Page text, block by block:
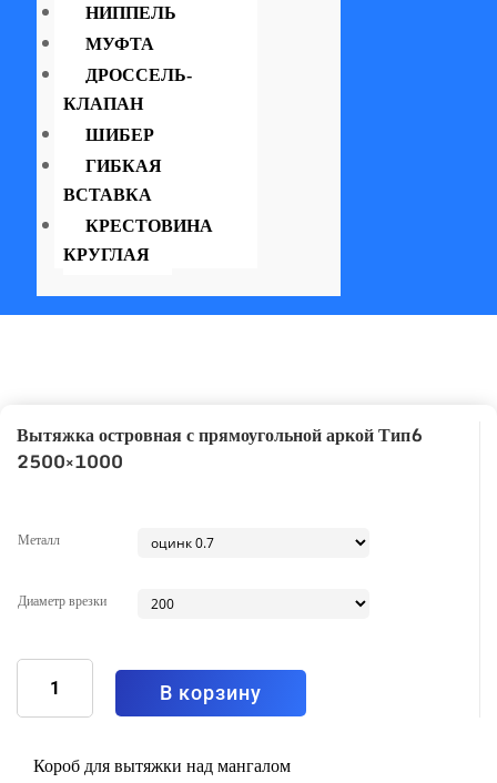
НИППЕЛЬ
МУФТА
ДРОССЕЛЬ-
КЛАПАН
ШИБЕР
ГИБКАЯ
ВСТАВКА
КРЕСТОВИНА
КРУГЛАЯ
Вытяжка островная с прямоугольной аркой Тип6
2500×1000
Металл
Диаметр врезки
Количество
Вытяжка
с
Тип6
2500x1000
В корзину
Короб для вытяжки над мангалом